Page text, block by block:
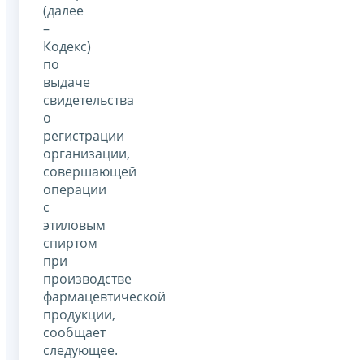
(далее
–
Кодекс)
по
выдаче
свидетельства
о
регистрации
организации,
совершающей
операции
с
этиловым
спиртом
при
производстве
фармацевтической
продукции,
сообщает
следующее.